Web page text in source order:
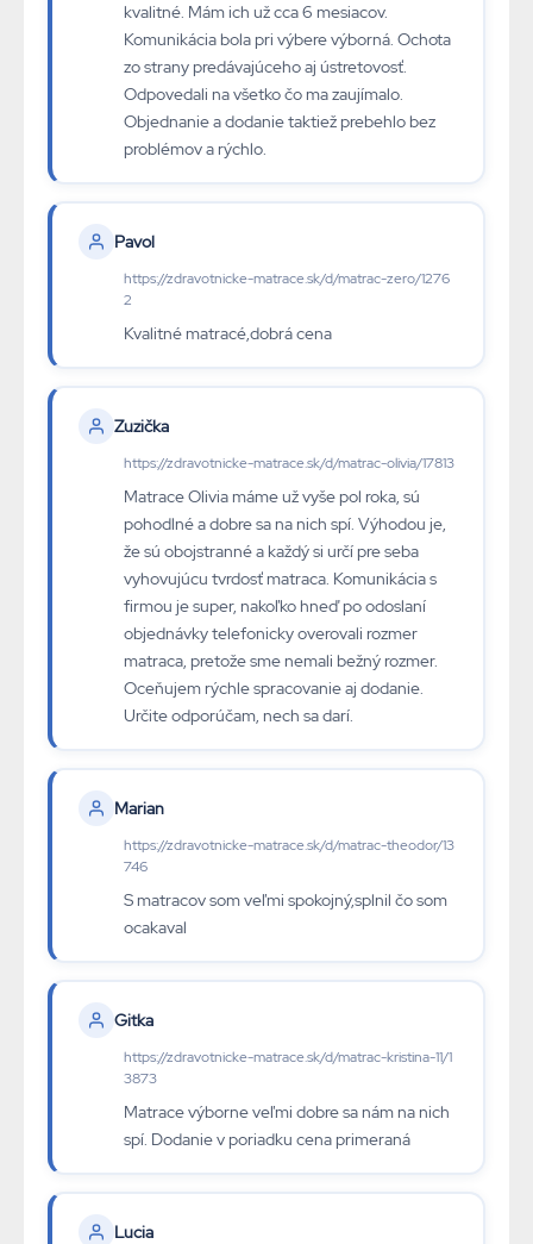
kvalitné. Mám ich už cca 6 mesiacov.
Komunikácia bola pri výbere výborná. Ochota
zo strany predávajúceho aj ústretovosť.
Odpovedali na všetko čo ma zaujímalo.
Objednanie a dodanie taktiež prebehlo bez
problémov a rýchlo.
Pavol
https://zdravotnicke-matrace.sk/d/matrac-zero/1276
2
Kvalitné matracé,dobrá cena
Zuzička
https://zdravotnicke-matrace.sk/d/matrac-olivia/17813
Matrace Olivia máme už vyše pol roka, sú
pohodlné a dobre sa na nich spí. Výhodou je,
že sú obojstranné a každý si určí pre seba
vyhovujúcu tvrdosť matraca. Komunikácia s
firmou je super, nakoľko hneď po odoslaní
objednávky telefonicky overovali rozmer
matraca, pretože sme nemali bežný rozmer.
Oceňujem rýchle spracovanie aj dodanie.
Určite odporúčam, nech sa darí.
Marian
https://zdravotnicke-matrace.sk/d/matrac-theodor/13
746
S matracov som veľmi spokojný,splnil čo som
ocakaval
Gitka
https://zdravotnicke-matrace.sk/d/matrac-kristina-11/1
3873
Matrace výborne veľmi dobre sa nám na nich
spí. Dodanie v poriadku cena primeraná
Lucia